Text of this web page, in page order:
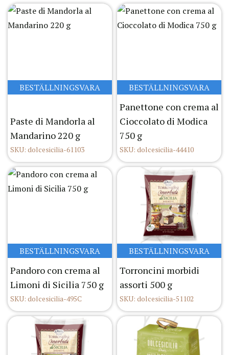
BESTÄLLNINGSVARA
Paste di Mandorla al
Mandarino 220 g
SKU: dolcesicilia-61103
BESTÄLLNINGSVARA
Panettone con crema al
Cioccolato di Modica
750 g
SKU: dolcesicilia-44410
BESTÄLLNINGSVARA
Pandoro con crema al
Limoni di Sicilia 750 g
SKU: dolcesicilia-495C
BESTÄLLNINGSVARA
Torroncini morbidi
assorti 500 g
SKU: dolcesicilia-51102